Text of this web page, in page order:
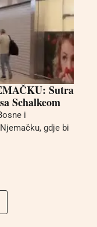
Sutra
Schalkeom
i
gdje bi